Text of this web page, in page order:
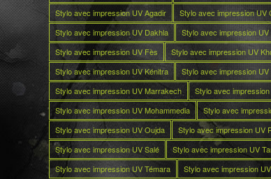
Stylo avec impression UV Agadir
Stylo avec impression UV
Stylo avec impression UV Dakhla
Stylo avec impression UV
Stylo avec impression UV Fès
Stylo avec impression UV
Stylo avec impression UV Kénitra
Stylo avec impression
Stylo avec impression UV Marrakech
Stylo avec
Stylo avec impression UV Mohammedia
Stylo avec
Stylo avec impression UV Oujda
Stylo avec impression UV
Stylo avec impression UV Salé
Stylo avec impression UV
Stylo avec impression UV Témara
Stylo avec impression